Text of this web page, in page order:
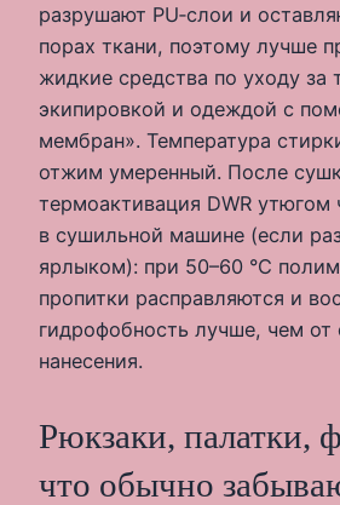
разрушают PU‑слои и
порах ткани, поэтому лучше
жидкие средства по уходу за
экипировкой и одеждой с
мембран». Температура
отжим умеренный. После
термоактивация DWR утюгом
в сушильной машине (если
ярлыком): при 50–60 °C
пропитки расправляются и
гидрофобность лучше, чем от
нанесения.
Рюкзаки, палатки,
что обычно